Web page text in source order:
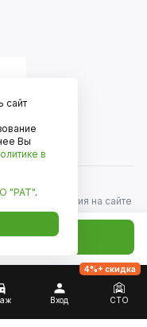
в корзину
Информация на сайте
и не является
защищены.
Вход СТО
4%+ скидка
сайт
Вы
в
"РАТ".